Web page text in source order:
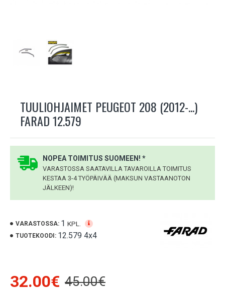
TUULIOHJAIMET PEUGEOT 208 (2012-...)
FARAD 12.579
NOPEA TOIMITUS SUOMEEN! *
VARASTOSSA SAATAVILLA TAVAROILLA TOIMITUS
KESTAA 3-4 TYÖPÄIVÄÄ (MAKSUN VASTAANOTON
JÄLKEEN)!
VARASTOSSA: 1 KPL.
TUOTEKOODI: 12.579 4x4
32.00€ 45.00€